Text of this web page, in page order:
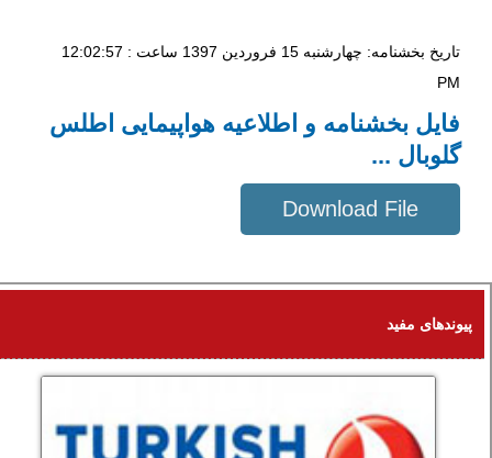
تاریخ بخشنامه: چهار‌شنبه 15 فروردین 1397 ساعت : 12:02:57
PM
فایل بخشنامه و اطلاعیه هواپیمایی اطلس
گلوبال ...
Download File
پیوندهای مفید